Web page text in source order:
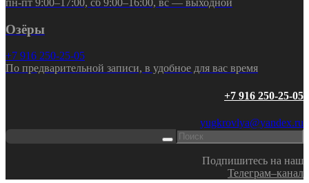
Озёры
+7 916 250-25-05
По предварительной записи, в удобное для вас время
+7 916 250-25-05
yugkrovlya@yandex.ru
Подпишитесь на наш
Телеграм–канал